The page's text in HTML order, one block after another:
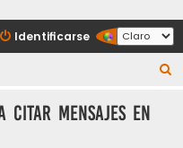
Identificarse
citar mensajes en